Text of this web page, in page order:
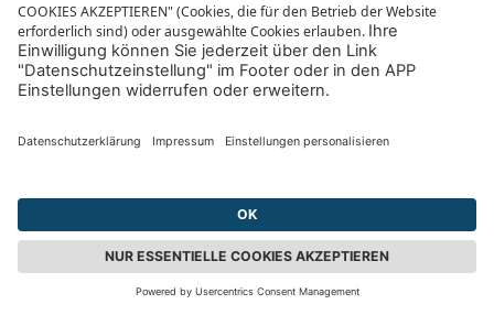
NEUESTE BEITRÄGE
„Mein perfekter Urlaub beginnt, wenn der
Handy-Akku leer ist.“ – Interview mit